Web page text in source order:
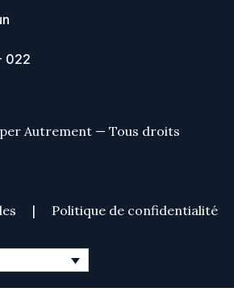
022
Autrement — Tous droits
| Politique de confidentialité